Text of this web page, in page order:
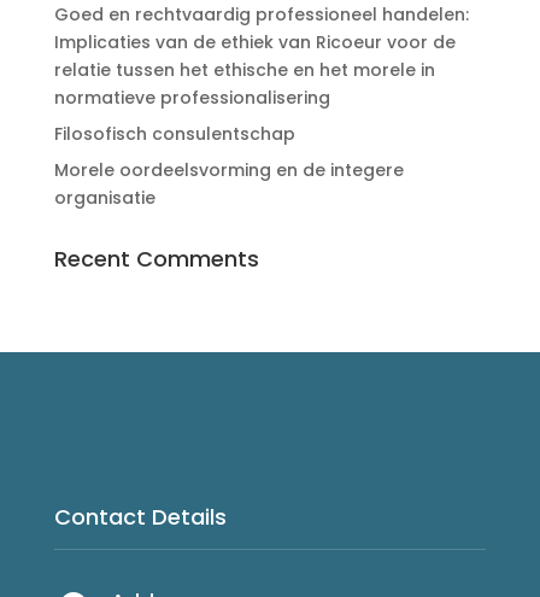
Goed en rechtvaardig professioneel handelen:
Implicaties van de ethiek van Ricoeur voor de
relatie tussen het ethische en het morele in
normatieve professionalisering
Filosofisch consulentschap
Morele oordeelsvorming en de integere
organisatie
Recent Comments
Contact Details